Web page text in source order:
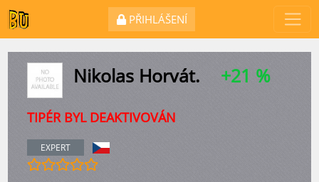
PŘIHLÁŠENÍ
Nikolas Horvát. +21 %
TIPÉR BYL DEAKTIVOVÁN
EXPERT